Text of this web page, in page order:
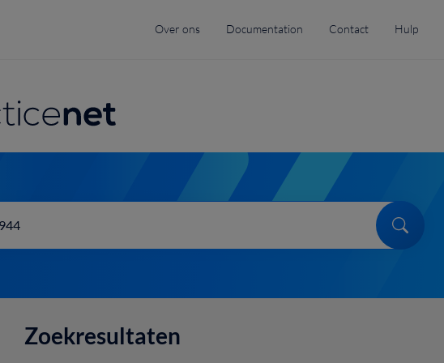
Top
Over ons Documentation Contact Hulp
Search
Zoekresultaten